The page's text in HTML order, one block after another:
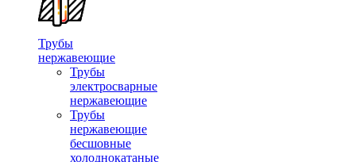
Трубы
нержавеющие
Трубы
электросварные
нержавеющие
Трубы
нержавеющие
бесшовные
холоднокатаные